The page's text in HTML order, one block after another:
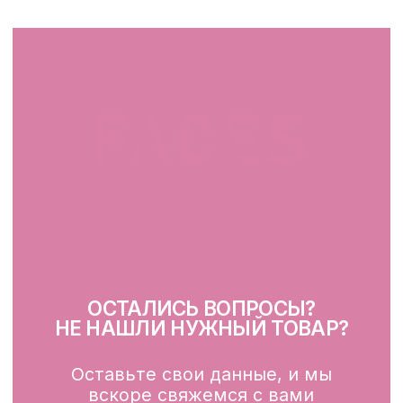
Крем для лица
SPF
Глубокое очищение/ пилинги
Маски